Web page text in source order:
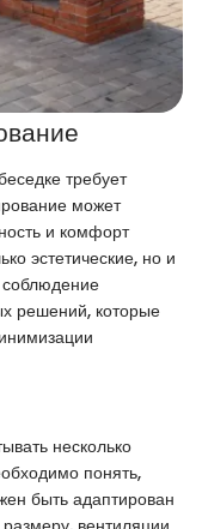
требует
может
и комфорт
эстетические, но и
решений, которые
несколько
понять,
быть адаптирован